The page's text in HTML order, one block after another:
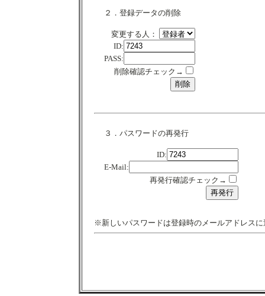
２．登録データの削除
変更する人：
ID:
PASS:
削除確認チェック→
３．パスワードの再発行
ID:
E-Mail:
再発行確認チェック→
※新しいパスワードは登録時のメールアドレスに